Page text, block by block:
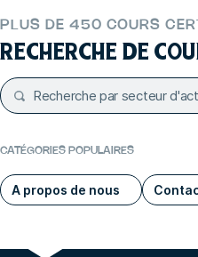
PLUS DE 450 COURS
RECHERCHE DE
CATÉGORIES POPULAIRES
A propos de nous